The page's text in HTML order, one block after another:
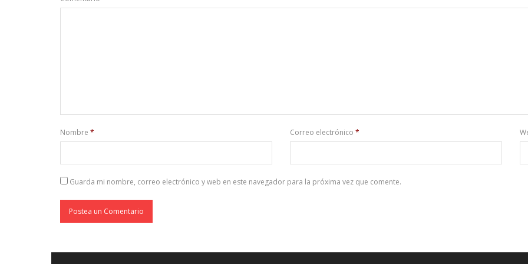
Nombre * Correo electrónico *
Guarda mi nombre, correo electrónico y web en este navegador para la próxima vez que comente.